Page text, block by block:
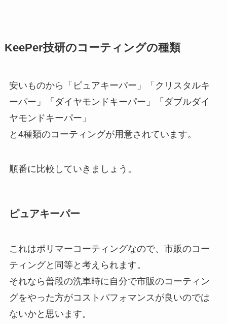
KeePer技研のコーティングの種類
安いものから「ピュアキーパー」「クリスタルキ
ーパー」「ダイヤモンドキーパー」「ダブルダイ
ヤモンドキーパー」
と4種類のコーティングが用意されています。
順番に比較していきましょう。
ピュアキーパー
これはポリマーコーティングなので、市販のコー
ティングと同等と考えられます。
それなら普段の洗車時に自分で市販のコーティン
グをやった方がコストパフォマンスが良いのでは
ないかと思います。